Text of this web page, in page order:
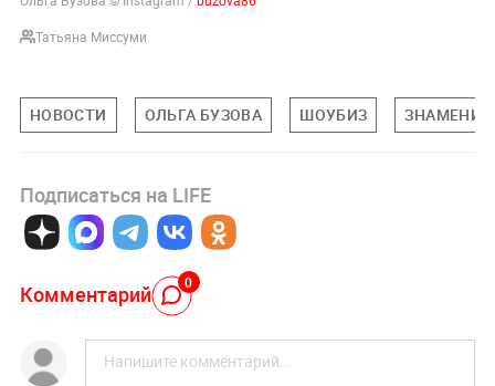
Татьяна Миссуми
НОВОСТИ ОЛЬГА БУЗОВА ШОУБИЗ
Подписаться на LIFE
Комментарий 0